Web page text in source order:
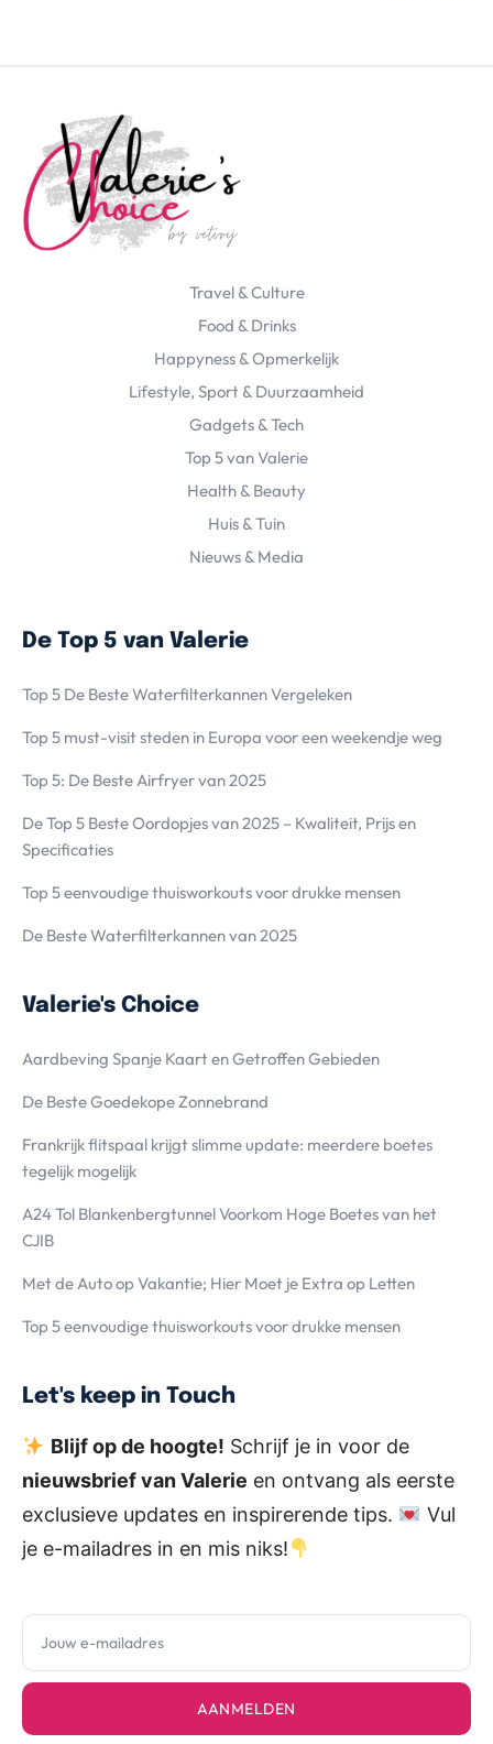
Travel & Culture
Food & Drinks
Happyness & Opmerkelijk
Lifestyle, Sport & Duurzaamheid
Gadgets & Tech
Top 5 van Valerie
Health & Beauty
Huis & Tuin
Nieuws & Media
De Top 5 van Valerie
Top 5 De Beste Waterfilterkannen Vergeleken
Top 5 must-visit steden in Europa voor een weekendje weg
Top 5: De Beste Airfryer van 2025
De Top 5 Beste Oordopjes van 2025 – Kwaliteit, Prijs en
Specificaties
Top 5 eenvoudige thuisworkouts voor drukke mensen
De Beste Waterfilterkannen van 2025
Valerie's Choice
Aardbeving Spanje Kaart en Getroffen Gebieden
De Beste Goedekope Zonnebrand
Frankrijk flitspaal krijgt slimme update: meerdere boetes
tegelijk mogelijk
A24 Tol Blankenbergtunnel Voorkom Hoge Boetes van het
CJIB
Met de Auto op Vakantie; Hier Moet je Extra op Letten
Top 5 eenvoudige thuisworkouts voor drukke mensen
Let's keep in Touch
Blijf op de hoogte! Schrijf je in voor de
nieuwsbrief van Valerie en ontvang als eerste
exclusieve updates en inspirerende tips.
Vul
je e-mailadres in en mis niks!
AANMELDEN